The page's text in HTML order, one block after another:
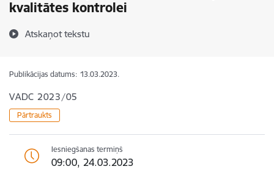
kvalitātes kontrolei
Atskaņot tekstu
Publikācijas datums: 13.03.2023.
VADC 2023/05
Pārtraukts
Iesniegšanas termiņš
09:00, 24.03.2023